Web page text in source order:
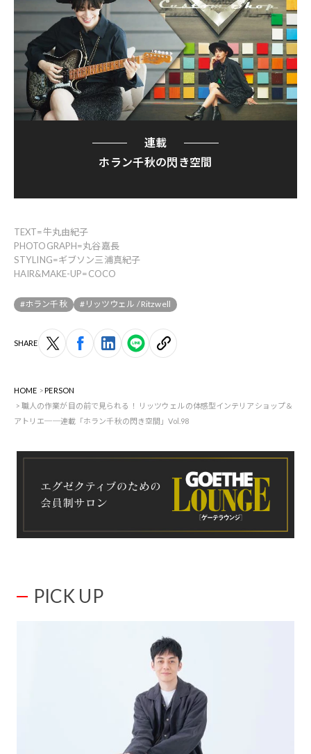
連載
ホラン千秋の閃き空間
TEXT=牛丸由紀子
PHOTOGRAPH=丸谷嘉長
STYLING=ギブソン三浦真紀子
HAIR&MAKE-UP=COCO
#ホラン千秋 #リッツウェル / Ritzwell
SHARE
HOME
PERSON
職人の作業が目の前で見られる！ リッツウェルの体感型インテリアショップ＆
アトリエ──連載「ホラン千秋の閃き空間」Vol.98
PICK UP